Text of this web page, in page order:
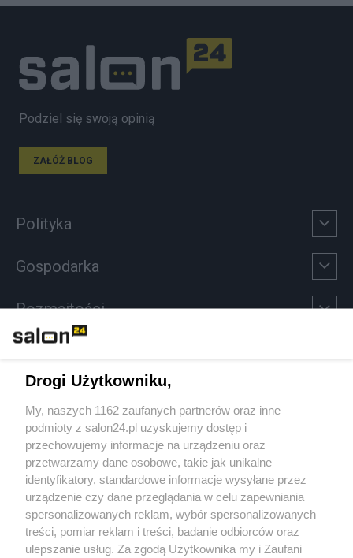
Podziel się swoją opinią
ZAŁÓŻ BLOG
Polityka
Gospodarka
Rozmaitości
Sport
Społeczeństwo
Kultura
X Facebook Instagram Youtube
Drogi Użytkowniku,
My, naszych 1162 zaufanych partnerów oraz inne
podmioty z salon24.pl uzyskujemy dostęp i
przechowujemy informacje na urządzeniu oraz
przetwarzamy dane osobowe, takie jak unikalne
identyfikatory, standardowe informacje wysyłane przez
urządzenie czy dane przeglądania w celu zapewniania
spersonalizowanych reklam, wybór spersonalizowanych
treści, pomiar reklam i treści, badanie odbiorców oraz
ulepszanie usług. Za zgodą Użytkownika my i Zaufani